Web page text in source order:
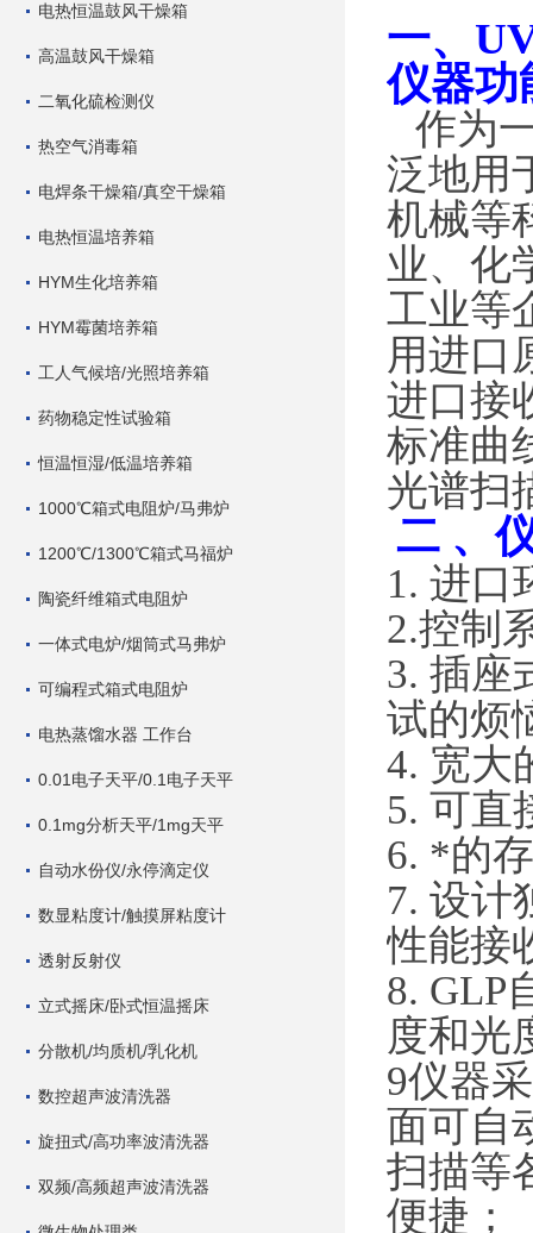
电热恒温鼓风干燥箱
高温鼓风干燥箱
二氧化硫检测仪
热空气消毒箱
电焊条干燥箱/真空干燥箱
电热恒温培养箱
HYM生化培养箱
HYM霉菌培养箱
工人气候培/光照培养箱
药物稳定性试验箱
恒温恒湿/低温培养箱
1000℃箱式电阻炉/马弗炉
1200℃/1300℃箱式马福炉
陶瓷纤维箱式电阻炉
一体式电炉/烟筒式马弗炉
可编程式箱式电阻炉
电热蒸馏水器 工作台
0.01电子天平/0.1电子天平
0.1mg分析天平/1mg天平
自动水份仪/永停滴定仪
数显粘度计/触摸屏粘度计
透射反射仪
立式摇床/卧式恒温摇床
分散机/均质机/乳化机
数控超声波清洗器
旋扭式/高功率波清洗器
双频/高频超声波清洗器
一、
仪器功
作为
泛地用
机械等
业、化
工业等
用进口
进口接
标准曲
光谱扫
二 、
1. 进口
2.控制
3. 插座
试的烦
4. 宽大
5. 可直
6. *的
7. 设计
性能接
8. GLP
度和光
9仪器
面可自
扫描等
便捷；